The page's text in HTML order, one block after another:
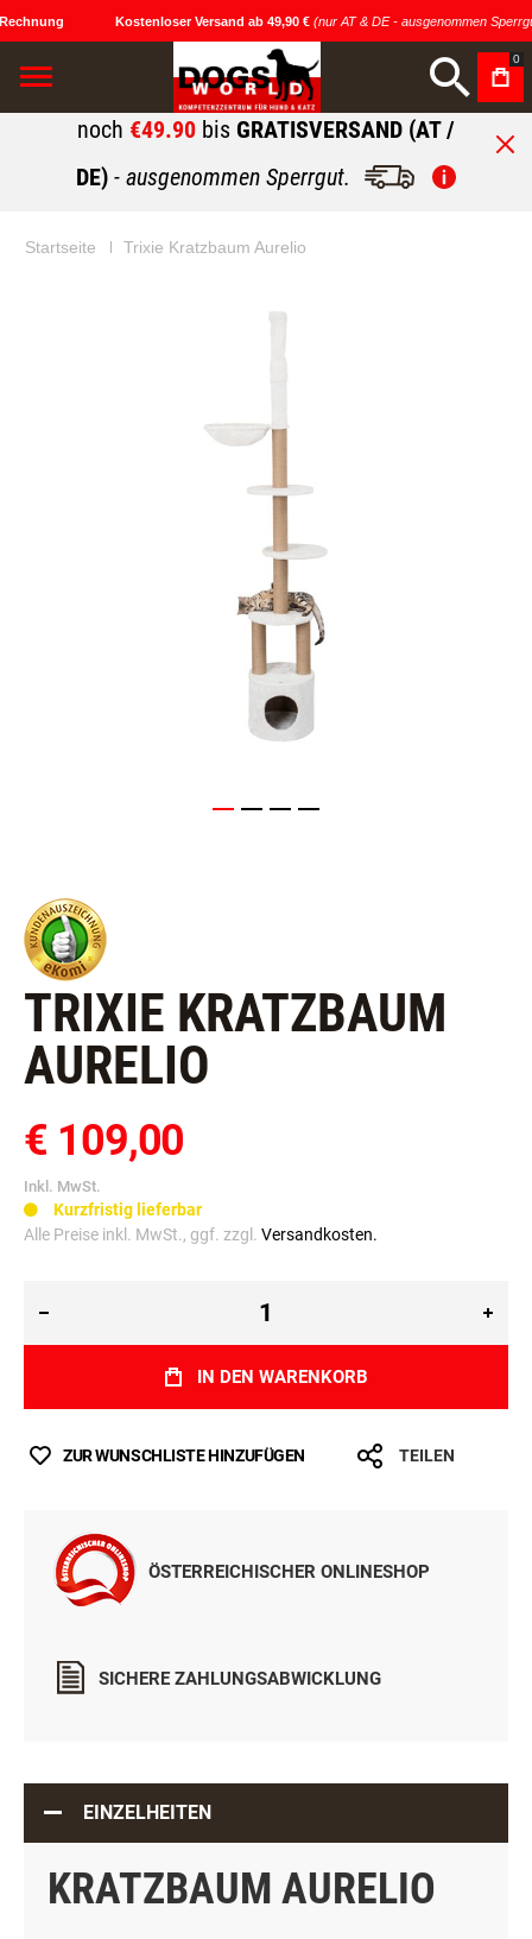
Kostenloser Versand ab 49,90 €(nur AT & DE - ausgenommen
0
noch €49.90 bis GRATISVERSAND (AT /
DE) - ausgenommen Sperrgut.
Startseite Trixie Kratzbaum Aurelio
TRIXIE KRATZBAUM
AURELIO
€ 109,00
Inkl. MwSt.
Kurzfristig lieferbar
Alle Preise inkl. MwSt., ggf. zzgl. Versandkosten.
IN DEN WARENKORB
ZUR WUNSCHLISTE HINZUFÜGEN TEILEN
ÖSTERREICHISCHER ONLINESHOP
SICHERE ZAHLUNGSABWICKLUNG
EINZELHEITEN
KRATZBAUM AURELIO